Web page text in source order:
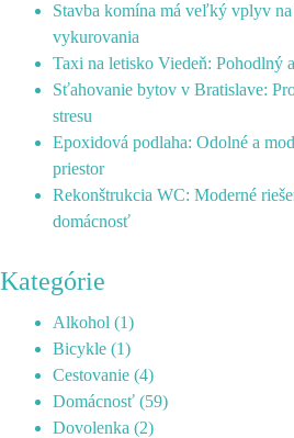
Stavba komína má veľký vplyv
vykurovania
Taxi na letisko Viedeň: Pohodlný
Sťahovanie bytov v Bratislave:
stresu
Epoxidová podlaha: Odolné a
priestor
Rekonštrukcia WC: Moderné
domácnosť
Kategórie
Alkohol (1)
Bicykle (1)
Cestovanie (4)
Domácnosť (59)
Dovolenka (2)